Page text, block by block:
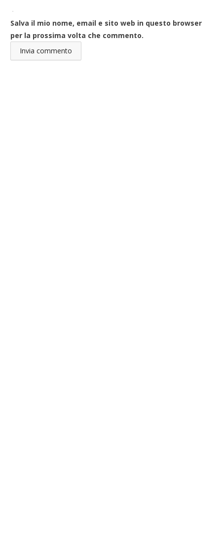
Salva il mio nome, email e sito web in questo browser
per la prossima volta che commento.